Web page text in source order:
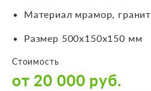
Материал мрамор, гранит
Размер 500х150х150 мм
Стоимость
от 20 000 руб.